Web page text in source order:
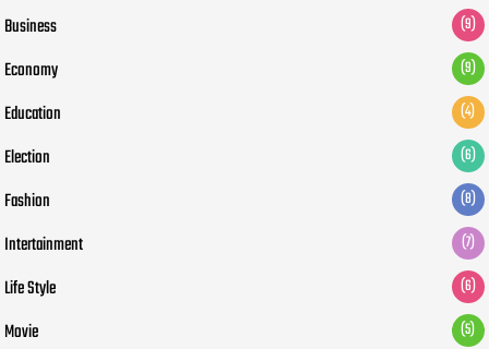
Business (9)
Economy (9)
Education (4)
Election (6)
Fashion (8)
Intertainment (7)
Life Style (6)
Movie (5)